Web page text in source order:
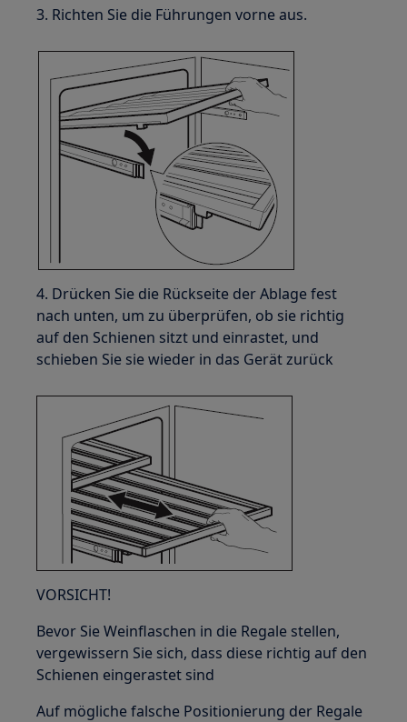
3. Richten Sie die Führungen vorne aus.
4. Drücken Sie die Rückseite der Ablage fest
nach unten, um zu überprüfen, ob sie richtig
auf den Schienen sitzt und einrastet, und
schieben Sie sie wieder in das Gerät zurück
VORSICHT!
Bevor Sie Weinflaschen in die Regale stellen,
vergewissern Sie sich, dass diese richtig auf den
Schienen eingerastet sind
Auf mögliche falsche Positionierung der Regale